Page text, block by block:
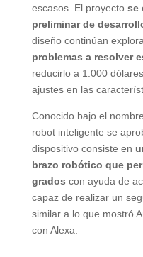
escasos. El proyecto se
preliminar de
diseño continúan
problemas a resolver
reducirlo a 1.000
ajustes en las
Conocido bajo el
robot inteligente se
dispositivo consiste en
brazo robótico que
grados con ayuda de
capaz de realizar un
similar a lo que mostró
con Alexa.